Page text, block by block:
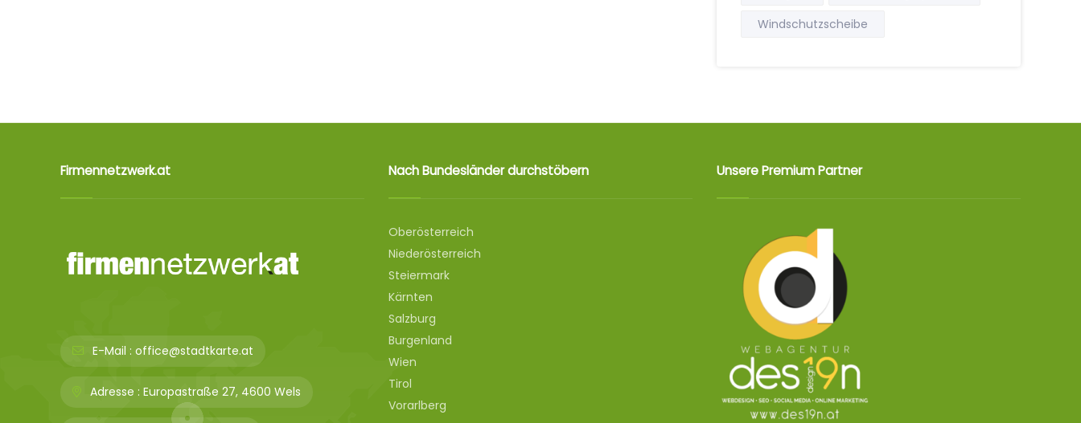
Windschutzscheibe
Firmennetzwerk.at
E-Mail : office@stadtkarte.at
Adresse : Europastraße 27, 4600 Wels
Nach Bundesländer durchstöbern
Oberösterreich
Niederösterreich
Steiermark
Kärnten
Salzburg
Burgenland
Wien
Tirol
Vorarlberg
Unsere Premium Partner